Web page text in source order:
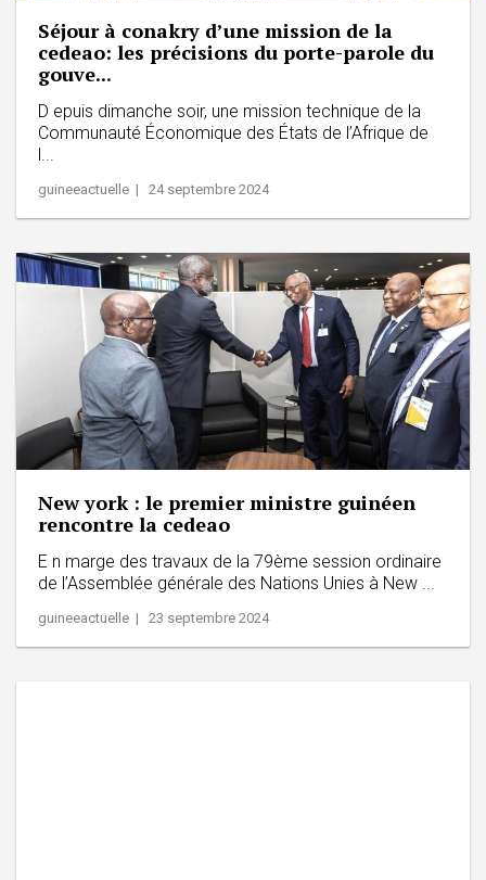
Séjour à conakry d’une mission de la
cedeao: les précisions du porte-parole du
gouve...
D epuis dimanche soir, une mission technique de la
Communauté Économique des États de l’Afrique de
l...
guineeactuelle | 24 septembre 2024
New york : le premier ministre guinéen
rencontre la cedeao
E n marge des travaux de la 79ème session ordinaire
de l’Assemblée générale des Nations Unies à New ...
guineeactuelle | 23 septembre 2024